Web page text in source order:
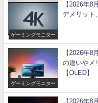
ゲーミングモニター
【2026年8
デメリット
ゲーミングモニター
【2026年8
の違いやメ
【OLED】
【2026年8